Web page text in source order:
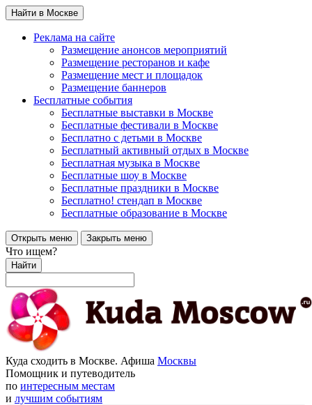
Найти в Москве
Реклама на сайте
Размещение анонсов мероприятий
Размещение ресторанов и кафе
Размещение мест и площадок
Размещение баннеров
Бесплатные события
Бесплатные выставки в Москве
Бесплатные фестивали в Москве
Бесплатно с детьми в Москве
Бесплатный активный отдых в Москве
Бесплатная музыка в Москве
Бесплатные шоу в Москве
Бесплатные праздники в Москве
Бесплатно! стендап в Москве
Бесплатные образование в Москве
Открыть меню Закрыть меню
Что ищем?
Найти
Куда сходить в Москве. Афиша Москвы
Помощник и путеводитель
по интересным местам
и лучшим событиям